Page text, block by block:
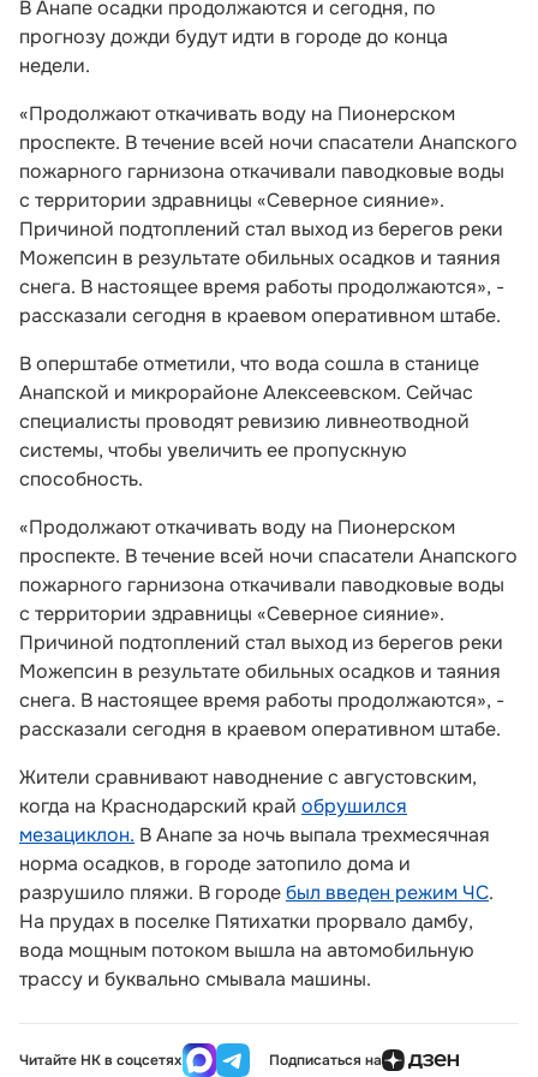
В Анапе осадки продолжаются и сегодня, по
прогнозу дожди будут идти в городе до конца
недели.
«Продолжают откачивать воду на Пионерском
проспекте. В течение всей ночи спасатели Анапского
пожарного гарнизона откачивали паводковые воды
с территории здравницы «Северное сияние».
Причиной подтоплений стал выход из берегов реки
Можепсин в результате обильных осадков и таяния
снега. В настоящее время работы продолжаются», -
рассказали сегодня в краевом оперативном штабе.
В оперштабе отметили, что вода сошла в станице
Анапской и микрорайоне Алексеевском. Сейчас
специалисты проводят ревизию ливнеотводной
системы, чтобы увеличить ее пропускную
способность.
«Продолжают откачивать воду на Пионерском
проспекте. В течение всей ночи спасатели Анапского
пожарного гарнизона откачивали паводковые воды
с территории здравницы «Северное сияние».
Причиной подтоплений стал выход из берегов реки
Можепсин в результате обильных осадков и таяния
снега. В настоящее время работы продолжаются», -
рассказали сегодня в краевом оперативном штабе.
Жители сравнивают наводнение с августовским,
когда на Краснодарский край обрушился
мезациклон. В Анапе за ночь выпала трехмесячная
норма осадков, в городе затопило дома и
разрушило пляжи. В городебыл введен режим ЧС.
На прудах в поселке Пятихатки прорвало дамбу,
вода мощным потоком вышла на автомобильную
трассу и буквально смывала машины.
Читайте НК в соцсетях Подписаться на